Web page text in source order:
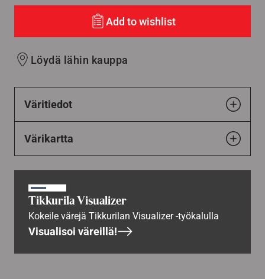
Add to wishlist
Löydä lähin kauppa
Väritiedot
Värikartta
Tikkurila Visualizer
Kokeile värejä Tikkurilan Visualizer -työkalulla
Visualisoi väreillä!